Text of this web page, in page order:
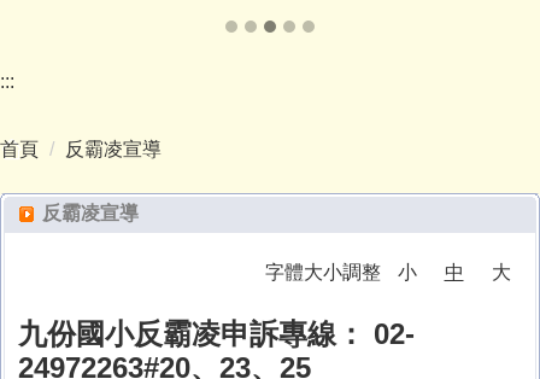
:::
首頁 反霸凌宣導
反霸凌宣導
字體大小調整 小 中 大
九份國小反霸凌申訴專線： 02-
24972263#20、23、25